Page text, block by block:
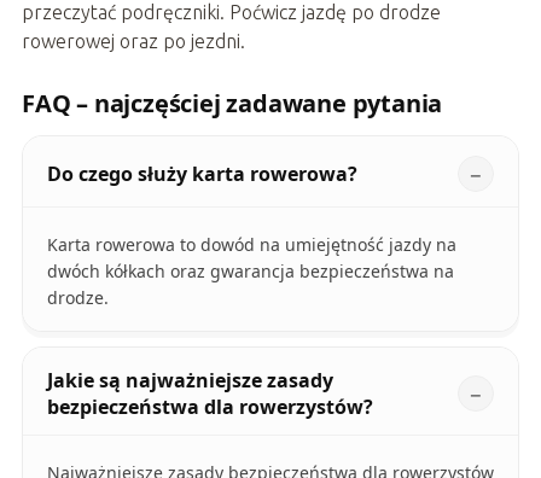
przeczytać podręczniki. Poćwicz jazdę po drodze
rowerowej oraz po jezdni.
FAQ – najczęściej zadawane pytania
Do czego służy karta rowerowa?
Karta rowerowa to dowód na umiejętność jazdy na
dwóch kółkach oraz gwarancja bezpieczeństwa na
drodze.
Jakie są najważniejsze zasady
bezpieczeństwa dla rowerzystów?
Najważniejsze zasady bezpieczeństwa dla rowerzystów